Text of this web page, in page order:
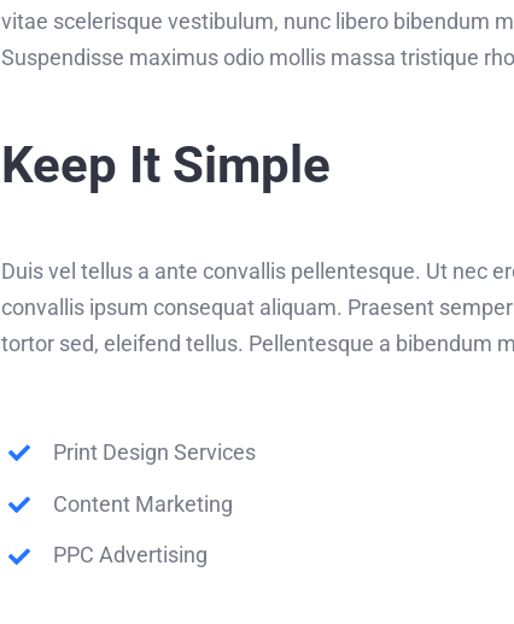
vitae scelerisque vestibulum, nunc libero bibendum
Suspendisse maximus odio mollis massa tristique
Keep It Simple
Duis vel tellus a ante convallis pellentesque. Ut nec
convallis ipsum consequat aliquam. Praesent
tortor sed, eleifend tellus. Pellentesque a bibendum
Print Design Services
Content Marketing
PPC Advertising